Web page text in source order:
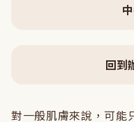
回到
對一般肌膚來說，可能